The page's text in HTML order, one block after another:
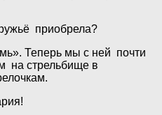
приобрела?
Теперь мы с ней почти
на стрельбище в